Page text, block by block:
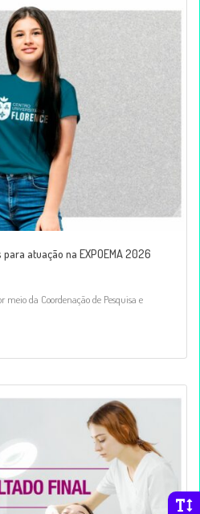
atuação na EXPOEMA 2026
meio da Coordenação de Pesquisa e